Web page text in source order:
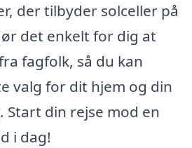
der tilbyder solceller på
det enkelt for dig at
fagfolk, så du kan
valg for dit hjem og din
din rejse mod en
i dag!